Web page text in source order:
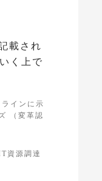
載され
く上で
インに示
（変革認
資源調達